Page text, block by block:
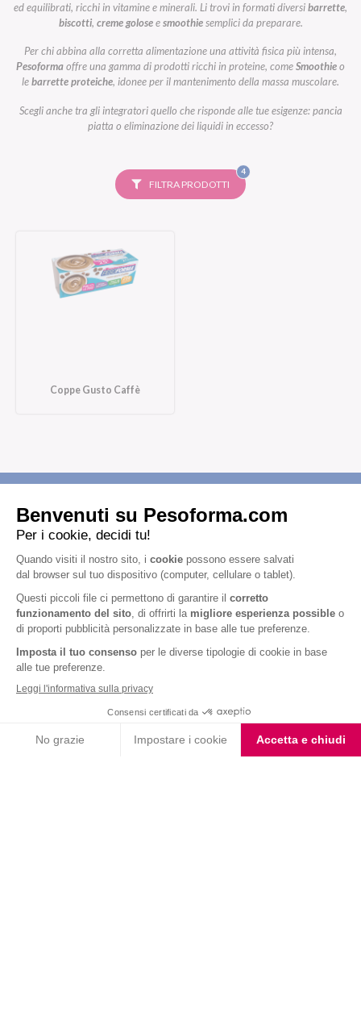
ed equilibrati, ricchi in vitamine e minerali. Li trovi in formati diversibarrette,
biscotti, creme goloseesmoothiesemplici da preparare.
Per chi abbina alla corretta alimentazione una attività fisica più intensa,
Pesoformaoffre una gamma di prodotti ricchi in proteine, comeSmoothieo
lebarrette proteiche, idonee per il mantenimento della massa muscolare.
Scegli anche tra gli integratori quello che risponde alle tue esigenze: pancia
piatta o eliminazione dei liquidi in eccesso?
FILTRA PRODOTTI
4FILTRI
SELEZIONATI
Coppe Gusto Caffè
Letta l'informativa privacy, acconsento all'iscrizione alla newsletter
Nutrition & Sante' Italia Spa
via Gioacchino Rossini 1/A